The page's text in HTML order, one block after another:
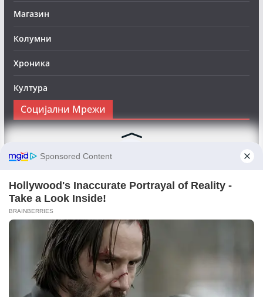
Магазин
Колумни
Хроника
Култура
Социјални Мрежи
Следете нè на Фејсбук за да сте во тек со најновите